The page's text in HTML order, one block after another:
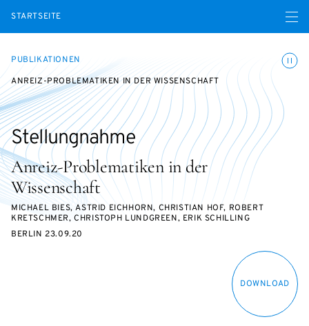
STARTSEITE Menü
PUBLIKATIONEN
ANREIZ-PROBLEMATIKEN IN DER WISSENSCHAFT
Anreiz-Problematiken in der
Wissenschaft
Stellungnahme
MICHAEL BIES, ASTRID EICHHORN, CHRISTIAN HOF, ROBERT
KRETSCHMER, CHRISTOPH LUNDGREEN, ERIK SCHILLING
BERLIN 23.09.20
DOWNLOAD